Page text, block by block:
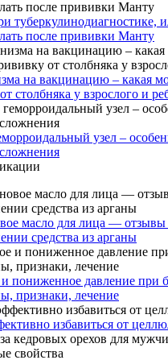
туберкулинодиагностике,
после прививки Манту
на вакцинацию – какая
столбняка у взрослого и
узел –
масло для лица — отзывы
средства из арганы
пониженное давление при
признаки, лечение
избавиться от